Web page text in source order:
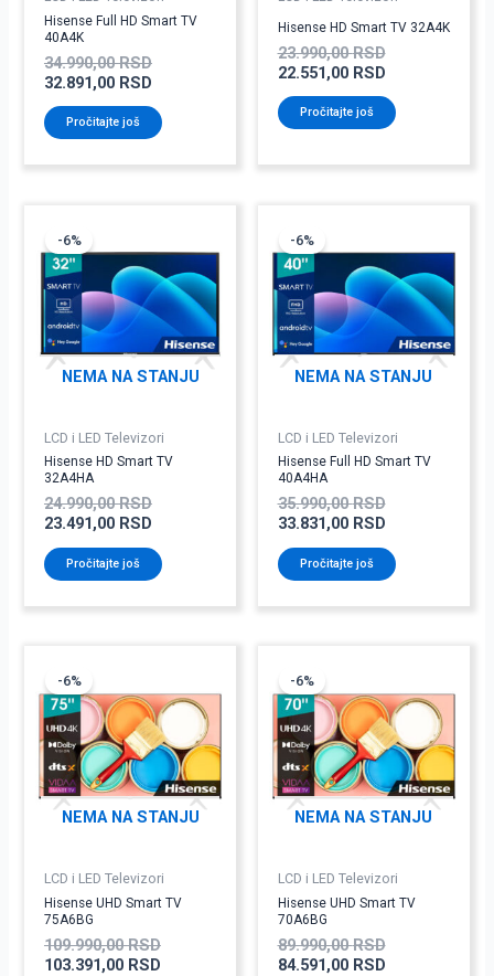
Hisense Full HD Smart TV
40A4K
34.990,00RSD
32.891,00 RSD
Pročitajte još
Hisense HD Smart TV 32A4K
23.990,00RSD
22.551,00 RSD
Pročitajte još
NEMA NA STANJU
-6%
LCD i LED Televizori
Hisense HD Smart TV
32A4HA
24.990,00RSD
je
bila:
24.990,00 RSD.
23.491,00 RSD
je:
23.491,00 RSD.
Pročitajte još
NEMA NA STANJU
-6%
LCD i LED Televizori
Hisense Full HD Smart TV
40A4HA
35.990,00RSD
je
bila:
35.990,00
33.831,00 RSD
je:
33.831,00
Pročitajte još
NEMA NA STANJU
-6%
LCD i LED Televizori
Hisense UHD Smart TV
75A6BG
109.990,00RSD
je
bila:
109.990,00 RSD.
103.391,00 RSD
je:
103.391,00 RSD.
NEMA NA STANJU
-6%
LCD i LED Televizori
Hisense UHD Smart TV
70A6BG
89.990,00RSD
je
bila:
89.990,00
84.591,00 RSD
je:
84.591,00